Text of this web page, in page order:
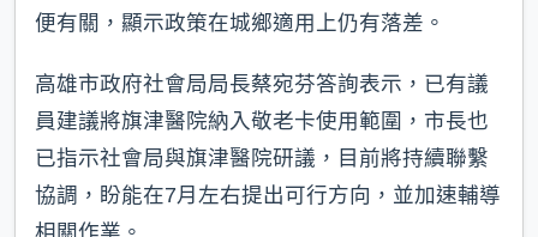
便有關，顯示政策在城鄉適用上仍有落差。
高雄市政府社會局局長蔡宛芬答詢表示，已有議
員建議將旗津醫院納入敬老卡使用範圍，市長也
已指示社會局與旗津醫院研議，目前將持續聯繫
協調，盼能在7月左右提出可行方向，並加速輔導